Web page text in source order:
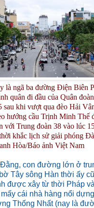
là ngã ba đường Điện Biên
quân đi đầu của Quân
sau khi vượt qua đèo Hải
hướng cầu Trịnh Minh Thế
với Trung đoàn 38 vào lúc
khắc lịch sử giải phóng
Hòa/Báo ảnh Việt Nam
con đường lớn ở
Tây sông Hàn thời ấy
được xây từ thời Pháp
cái nhà hàng nổi
Thống Nhất (nay là